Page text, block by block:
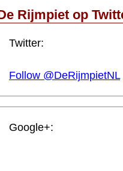
Rijmpiet op
Twitter:
Follow @DeRijmpietNL
Google+: